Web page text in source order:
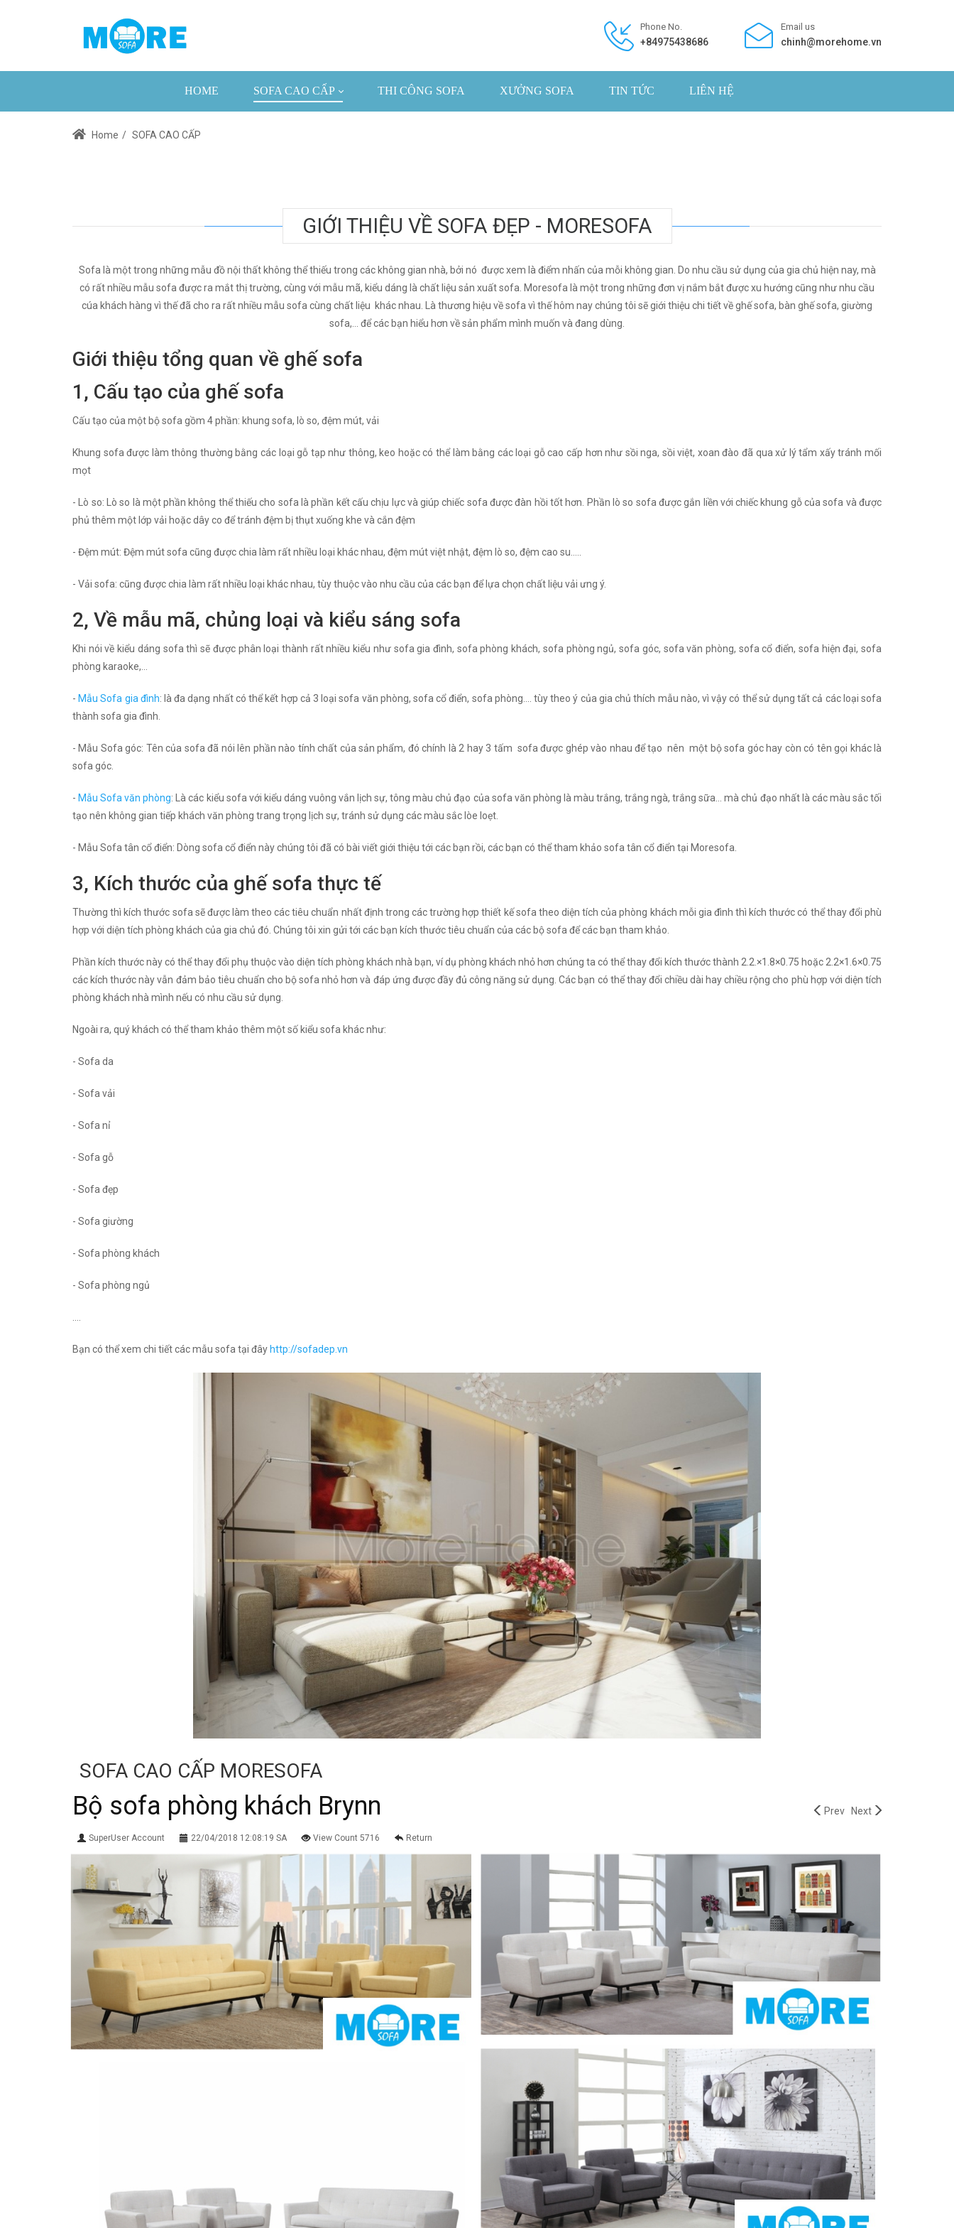
Phone No.
+84975438686
Email us
chinh@morehome.vn
HOME SOFA CAO CẤP THI CÔNG SOFA XƯỞNG SOFA TIN TỨC LIÊN HỆ
Home / SOFA CAO CẤP
GIỚI THIỆU VỀ SOFA ĐẸP - MORESOFA
Sofa là một trong những mẫu đồ nội thất không thể thiếu trong các không gian nhà, bởi nó được xem là điểm nhấn của mỗi không gian. Do nhu cầu sử dụng của gia chủ hiện nay, mà
có rất nhiều mẫu sofa được ra mắt thị trường, cùng với mẫu mã, kiểu dáng là chất liệu sản xuất sofa. Moresofa là một trong những đơn vị nắm bắt được xu hướng cũng như nhu cầu
cúa khách hàng vì thế đã cho ra rất nhiều mẫu sofa cùng chất liệu khác nhau. Là thương hiệu về sofa vì thế hôm nay chúng tôi sẽ giới thiệu chi tiết về ghế sofa, bàn ghế sofa, giường
sofa,... để các bạn hiểu hơn về sản phẩm mình muốn và đang dùng.
Giới thiệu tổng quan về ghế sofa
1, Cấu tạo của ghế sofa
Cấu tạo của một bộ sofa gồm 4 phần: khung sofa, lò so, đệm mút, vải
Khung sofa được làm thông thường bằng các loại gỗ tạp như thông, keo hoặc có thể làm bằng các loại gỗ cao cấp hơn như sồi nga, sồi việt, xoan đào đã qua xử lý tẩm xấy tránh mối
mọt
- Lò so: Lò so là một phần không thể thiếu cho sofa là phần kết cấu chịu lực và giúp chiếc sofa được đàn hồi tốt hơn. Phần lò so sofa được gắn liền với chiếc khung gỗ của sofa và được
phủ thêm một lớp vải hoặc dây co để tránh đệm bị thụt xuống khe và cắn đệm
- Đệm mút: Đệm mút sofa cũng được chia làm rất nhiều loại khác nhau, đệm mút việt nhật, đệm lò so, đệm cao su…..
- Vải sofa: cũng được chia làm rất nhiều loại khác nhau, tùy thuộc vào nhu cầu của các bạn để lựa chọn chất liệu vải ưng ý.
2, Về mẫu mã, chủng loại và kiểu sáng sofa
Khi nói về kiểu dáng sofa thì sẽ được phân loại thành rất nhiều kiểu như sofa gia đình, sofa phòng khách, sofa phòng ngủ, sofa góc, sofa văn phòng, sofa cổ điển, sofa hiện đại, sofa
phòng karaoke,...
- Mẫu Sofa gia đình: là đa dạng nhất có thể kết hợp cả 3 loại sofa văn phòng, sofa cổ điển, sofa phòng…. tùy theo ý của gia chủ thích mẫu nào, vì vậy có thể sử dụng tất cả các loại sofa
thành sofa gia đình.
- Mẫu Sofa góc: Tên của sofa đã nói lên phần nào tính chất của sản phẩm, đó chính là 2 hay 3 tấm sofa được ghép vào nhau để tạo nên một bộ sofa góc hay còn có tên gọi khác là
sofa góc.
- Mẫu Sofa văn phòng: Là các kiểu sofa với kiểu dáng vuông vắn lịch sự, tông màu chủ đạo của sofa văn phòng là màu trắng, trắng ngà, trắng sữa… mà chủ đạo nhất là các màu sắc tối
tạo nên không gian tiếp khách văn phòng trang trọng lịch sự, tránh sử dụng các màu sắc lòe loẹt.
- Mẫu Sofa tân cổ điển: Dòng sofa cổ điển này chúng tôi đã có bài viết giới thiệu tới các bạn rồi, các bạn có thể tham khảo sofa tân cổ điển tại Moresofa.
3, Kích thước của ghế sofa thực tế
Thường thì kích thước sofa sẽ được làm theo các tiêu chuẩn nhất định trong các trường hợp thiết kế sofa theo diện tích của phòng khách mỗi gia đình thì kích thước có thể thay đổi phù
hợp với diện tích phòng khách của gia chủ đó. Chúng tôi xin gửi tới các bạn kích thước tiêu chuẩn của các bộ sofa để các bạn tham khảo.
Phần kích thước này có thể thay đổi phụ thuộc vào diện tích phòng khách nhà bạn, ví dụ phòng khách nhỏ hơn chúng ta có thể thay đổi kích thước thành 2.2.×1.8×0.75 hoặc 2.2×1.6×0.75
các kích thước này vẫn đảm bảo tiêu chuẩn cho bộ sofa nhỏ hơn và đáp ứng được đầy đủ công năng sử dụng. Các bạn có thể thay đổi chiều dài hay chiều rộng cho phù hợp với diện tích
phòng khách nhà mình nếu có nhu cầu sử dụng.
Ngoài ra, quý khách có thể tham khảo thêm một số kiểu sofa khác như:
- Sofa da
- Sofa vải
- Sofa nỉ
- Sofa gỗ
- Sofa đẹp
- Sofa giường
- Sofa phòng khách
- Sofa phòng ngủ
Bạn có thể xem chi tiết các mẫu sofa tại đây http://sofadep.vn
SOFA CAO CẤP MORESOFA
Prev Next
Bộ sofa phòng khách Brynn
SuperUser Account 22/04/2018 12:08:19 SA View Count 5716 Return